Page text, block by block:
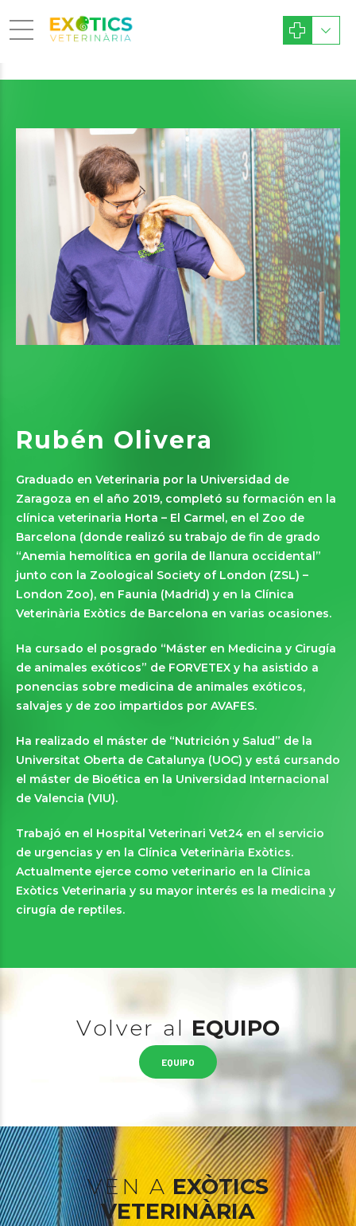
Rubén Olivera
Graduado en Veterinaria por la Universidad de
Zaragoza en el año 2019, completó su formación en la
clínica veterinaria Horta – El Carmel, en el Zoo de
Barcelona (donde realizó su trabajo de fin de grado
“Anemia hemolítica en gorila de llanura occidental”
junto con la Zoological Society of London (ZSL) –
London Zoo), en Faunia (Madrid) y en la Clínica
Veterinària Exòtics de Barcelona en varias ocasiones.
Ha cursado el posgrado “Máster en Medicina y Cirugía
de animales exóticos” de FORVETEX y ha asistido a
ponencias sobre medicina de animales exóticos,
salvajes y de zoo impartidos por AVAFES.
Ha realizado el máster de “Nutrición y Salud” de la
Universitat Oberta de Catalunya (UOC) y está cursando
el máster de Bioética en la Universidad Internacional
de Valencia (VIU).
Trabajó en el Hospital Veterinari Vet24 en el servicio
de urgencias y en la Clínica Veterinària Exòtics.
Actualmente ejerce como veterinario en la Clínica
Exòtics Veterinaria y su mayor interés es la medicina y
cirugía de reptiles.
Volver al EQUIPO
EQUIPO
VEN AEXÒTICS
VETERINÀRIA